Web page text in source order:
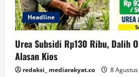
Headline
Urea Subsidi Rp130 Ribu, Dalih
Alasan Kios
redaksi_ mediarakyat.co 8